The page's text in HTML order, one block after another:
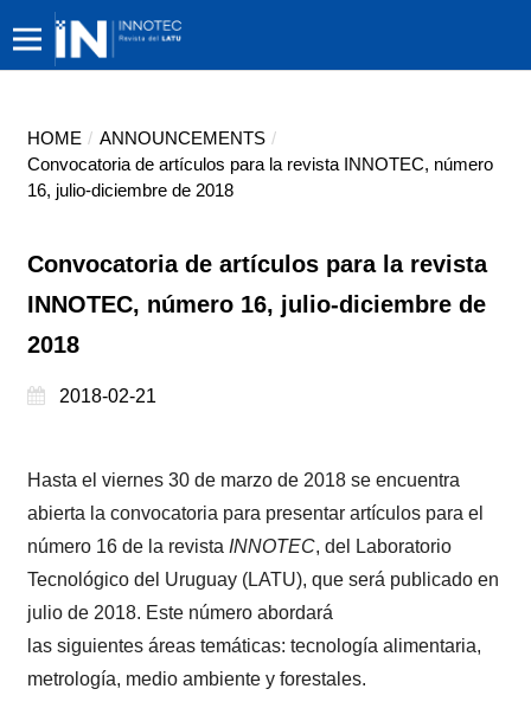
HOME / ANNOUNCEMENTS /
Convocatoria de artículos para la revista INNOTEC, número
16, julio-diciembre de 2018
Convocatoria de artículos para la revista
INNOTEC, número 16, julio-diciembre de
2018
2018-02-21
Hasta el viernes 30 de marzo de 2018 se encuentra
abierta la convocatoria para presentar artículos para el
número 16 de la revista INNOTEC, del Laboratorio
Tecnológico del Uruguay (LATU), que será publicado en
julio de 2018. Este número abordará
las siguientes áreas temáticas: tecnología alimentaria,
metrología, medio ambiente y forestales.